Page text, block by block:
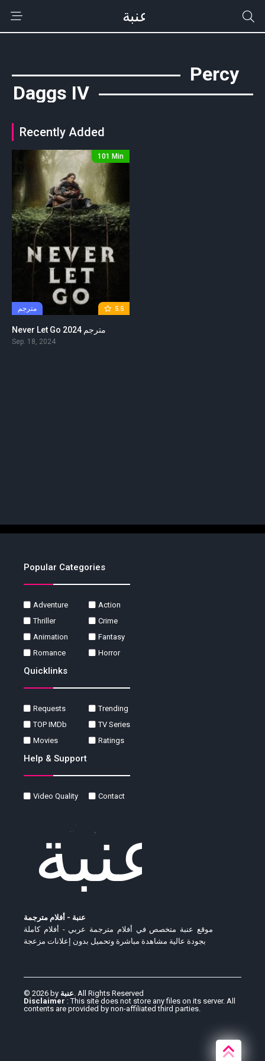
Percy
Daggs IV
Recently Added
5.5 مترجم
101 Min
Never Let Go 2024 مترجم
Sep. 18, 2024
Popular Categories
Adventure
Action
Thriller
Crime
Animation
Fantasy
Romance
Horror
Quicklinks
Requests
Trending
TOP IMDb
TV Series
Movies
Ratings
Help & Support
Video Quality Contact
عنبة - أفلام مترجمة
موقع عنبة متخصص في أفلام مترجمة عربي - أفلام كاملة
بجودة عالية مشاهدة مباشرة وتحميل بدون إعلانات مزعجة
© 2026 by عنبة. All Rights Reserved
Disclaimer : This site does not store any files on its server. All
contents are provided by non-affiliated third parties.